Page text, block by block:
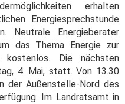
erhalten
Energiesprechstunde
Neutrale Energieberater
das Thema Energie zur
Die nächsten
4. Mai, statt. Von 13.30
Außenstelle-Nord des
Im Landratsamt in